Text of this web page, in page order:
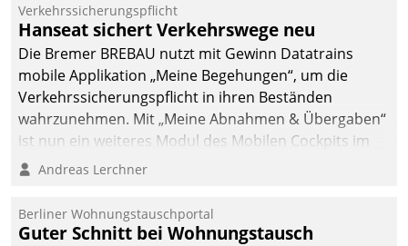
Verkehrssicherungspflicht
Hanseat sichert Verkehrswege neu
Die Bremer BREBAU nutzt mit Gewinn Datatrains
mobile Applikation „Meine Begehungen“, um die
Verkehrssicherungspflicht in ihren Beständen
wahrzunehmen. Mit „Meine Abnahmen & Übergaben“
ist nun ein weiteres Modul des Mobilen Cockpits im
Einsatz.
Andreas Lerchner
Berliner Wohnungstauschportal
Guter Schnitt bei Wohnungstausch